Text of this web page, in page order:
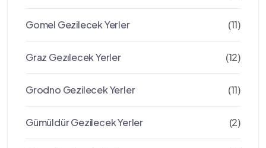
Gomel Gezilecek Yerler (11)
Graz Gezılecek Yerler (12)
Grodno Gezilecek Yerler (11)
Gümüldür Gezilecek Yerler (2)